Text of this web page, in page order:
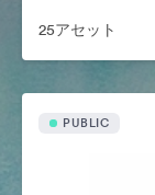
25アセット
PUBLIC